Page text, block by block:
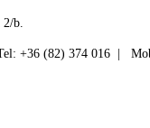
2/b.
+36 (82) 374 016 |